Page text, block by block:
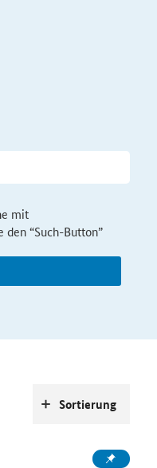
mit
“Such-Button”
Sortierung